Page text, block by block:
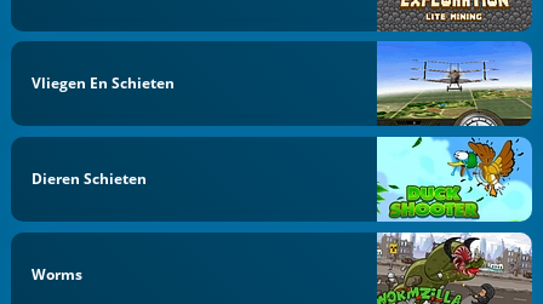
Vliegen En Schieten
Dieren Schieten
Worms